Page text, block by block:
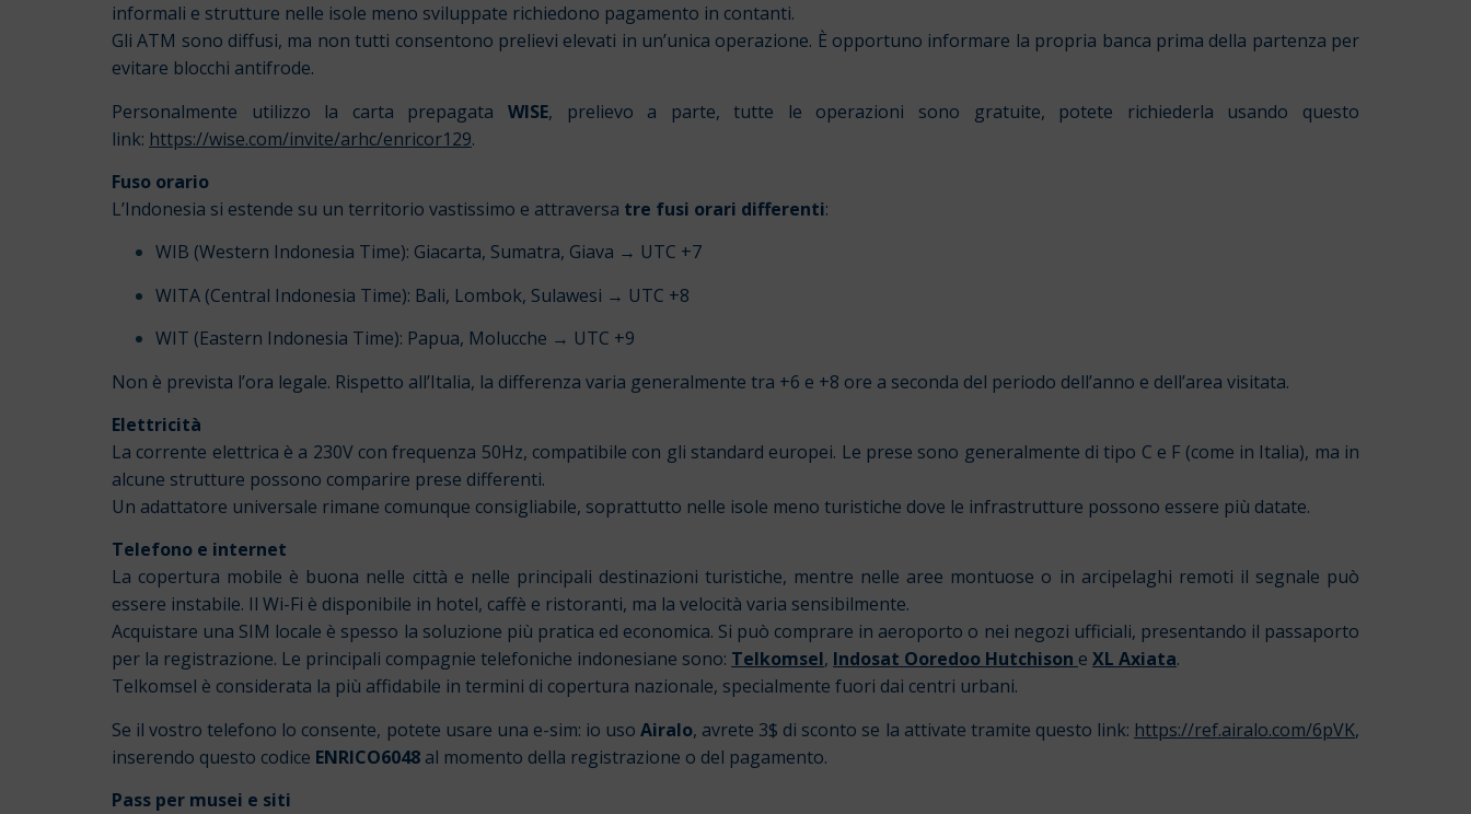
informali e strutture nelle isole meno sviluppate richiedono pagamento in contanti.
Gli ATM sono diffusi, ma non tutti consentono prelievi elevati in un’unica operazione. È opportuno informare la propria banca prima della partenza per
evitare blocchi antifrode.
Personalmente utilizzo la carta prepagata WISE, prelievo a parte, tutte le operazioni sono gratuite, potete richiederla usando questo
link: https://wise.com/invite/arhc/enricor129.
Fuso orario
L’Indonesia si estende su un territorio vastissimo e attraversa tre fusi orari differenti:
WIB (Western Indonesia Time): Giacarta, Sumatra, Giava → UTC +7
WITA (Central Indonesia Time): Bali, Lombok, Sulawesi → UTC +8
WIT (Eastern Indonesia Time): Papua, Molucche → UTC +9
Non è prevista l’ora legale. Rispetto all’Italia, la differenza varia generalmente tra +6 e +8 ore a seconda del periodo dell’anno e dell’area visitata.
Elettricità
La corrente elettrica è a 230V con frequenza 50Hz, compatibile con gli standard europei. Le prese sono generalmente di tipo C e F (come in Italia), ma in
alcune strutture possono comparire prese differenti.
Un adattatore universale rimane comunque consigliabile, soprattutto nelle isole meno turistiche dove le infrastrutture possono essere più datate.
Telefono e internet
La copertura mobile è buona nelle città e nelle principali destinazioni turistiche, mentre nelle aree montuose o in arcipelaghi remoti il segnale può
essere instabile. Il Wi-Fi è disponibile in hotel, caffè e ristoranti, ma la velocità varia sensibilmente.
Acquistare una SIM locale è spesso la soluzione più pratica ed economica. Si può comprare in aeroporto o nei negozi ufficiali, presentando il passaporto
per la registrazione. Le principali compagnie telefoniche indonesiane sono: Telkomsel, Indosat Ooredoo Hutchison e XL Axiata.
Telkomsel è considerata la più affidabile in termini di copertura nazionale, specialmente fuori dai centri urbani.
Se il vostro telefono lo consente, potete usare una e-sim: io usoAiralo, avrete 3$ di sconto se la attivate tramite questo link: https://ref.airalo.com/6pVK,
inserendo questo codice ENRICO6048 al momento della registrazione o del pagamento.
Pass per musei e siti